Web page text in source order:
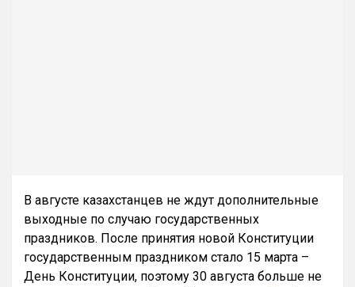
В августе казахстанцев не ждут дополнительные
выходные по случаю государственных
праздников. После принятия новой Конституции
государственным праздником стало 15 марта –
День Конституции, поэтому 30 августа больше не